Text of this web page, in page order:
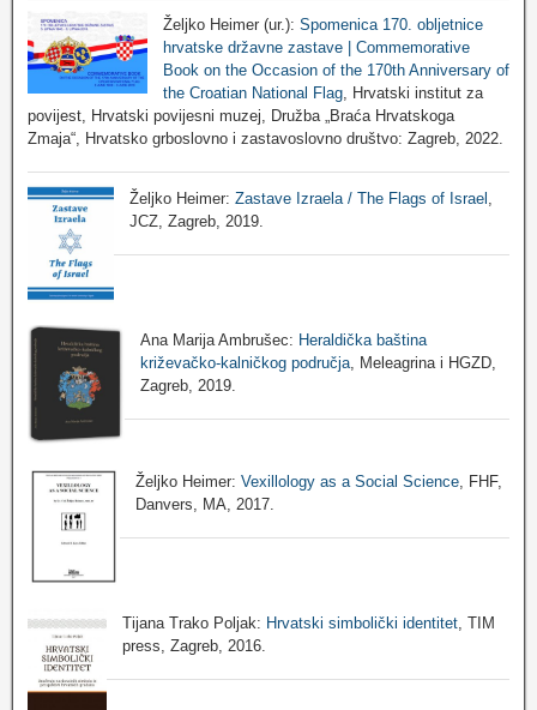
Željko Heimer (ur.): Spomenica 170. obljetnice
hrvatske državne zastave | Commemorative
Book on the Occasion of the 170th Anniversary of
the Croatian National Flag, Hrvatski institut za
povijest, Hrvatski povijesni muzej, Družba „Braća Hrvatskoga
Zmaja“, Hrvatsko grboslovno i zastavoslovno društvo: Zagreb, 2022.
Željko Heimer:Zastave Izraela / The Flags of Israel
JCZ, Zagreb, 2019.
Ana Marija Ambrušec: Heraldička baština
križevačko-kalničkog područja, Meleagrina i HGZD,
Zagreb, 2019.
Željko Heimer:Vexillology as a Social Science , FHF,
Danvers, MA, 2017.
Tijana Trako Poljak: Hrvatski simbolički identitet , TIM
press, Zagreb, 2016.